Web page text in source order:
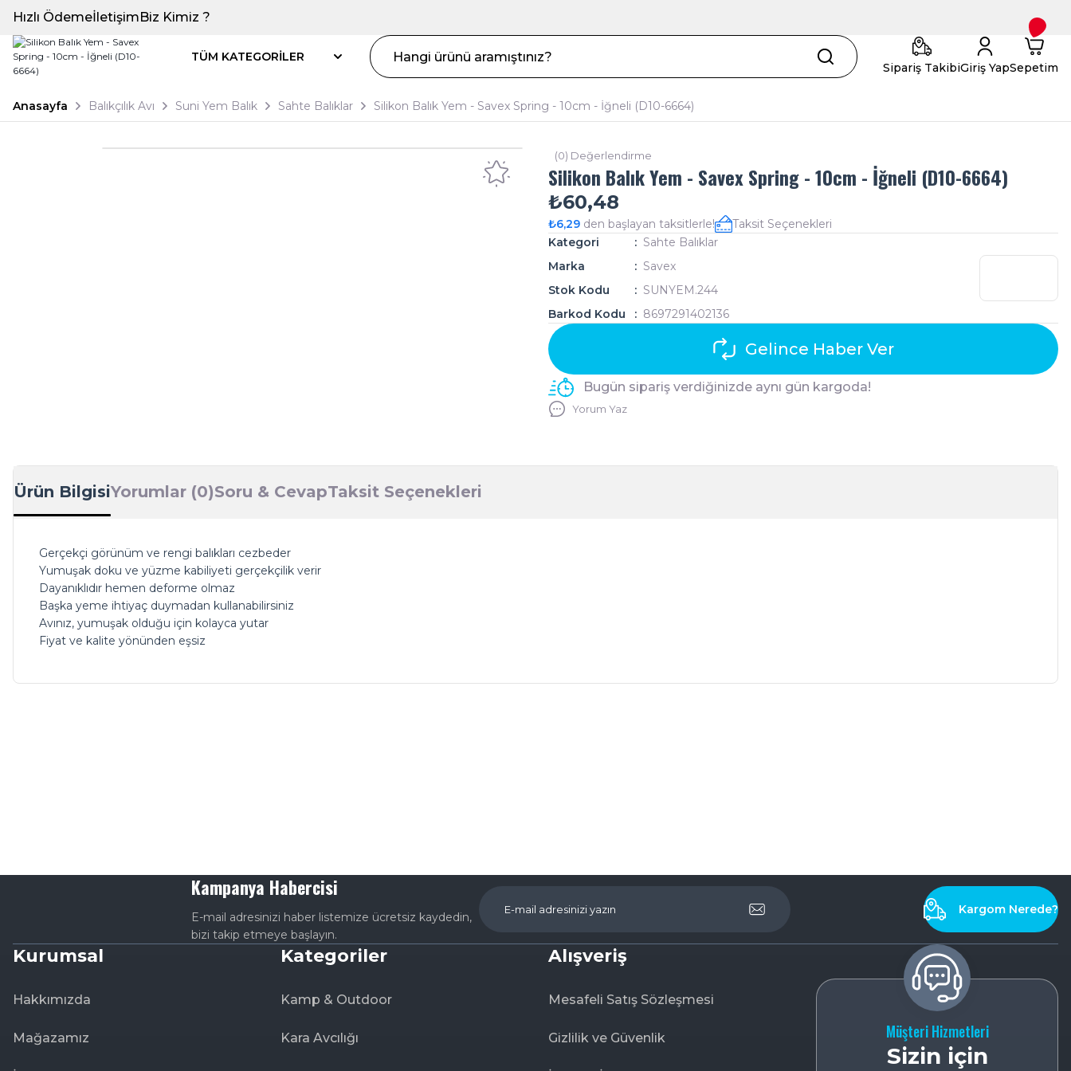
Hızlı ÖdemeİletişimBiz Kimiz ?
TÜM KATEGORİLER
Sipariş TakibiGiriş YapSepetim
Anasayfa Balıkçılık Avı Suni Yem Balık Sahte Balıklar Silikon Balık Yem - Savex Spring - 10cm - İğneli (D10-6664)
(0) Değerlendirme
Silikon Balık Yem - Savex Spring - 10cm - İğneli (D10-6664)
₺60,48
₺6,29 den başlayan taksitlerle!
Taksit Seçenekleri
Kategori
Sahte Balıklar
Marka
Savex
Stok Kodu
SUNYEM.244
Barkod Kodu
8697291402136
Gelince Haber Ver
Bugün sipariş verdiğinizde aynı gün kargoda!
Yorum Yaz
Ürün BilgisiYorumlar (0)Soru & CevapTaksit Seçenekleri
Gerçekçi görünüm ve rengi balıkları cezbeder
Yumuşak doku ve yüzme kabiliyeti gerçekçilik verir
Dayanıklıdır hemen deforme olmaz
Başka yeme ihtiyaç duymadan kullanabilirsiniz
Avınız, yumuşak olduğu için kolayca yutar
Fiyat ve kalite yönünden eşsiz
Kampanya Habercisi
E-mail adresinizi haber listemize ücretsiz kaydedin,
bizi takip etmeye başlayın.
Kargom Nerede?
Kurumsal
Hakkımızda
Mağazamız
Kategoriler
Kamp & Outdoor
Kara Avcılığı
Alışveriş
Mesafeli Satış Sözleşmesi
Gizlilik ve Güvenlik Müşteri Hizmetleri
Sizin için